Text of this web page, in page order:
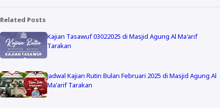
Related Posts
Kajian Tasawuf 03022025 di Masjid Agung Al Ma'arif
Tarakan
Jadwal Kajian Rutin Bulan Februari 2025 di Masjid Agung Al
Ma'arif Tarakan